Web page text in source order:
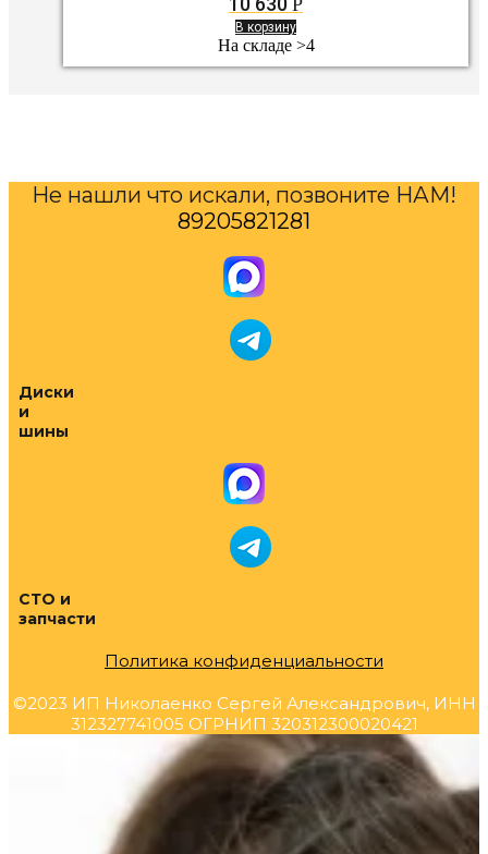
Р
В корзину
На складе >4
Не нашли что искали, позвоните НАМ!
89205821281
Диски
и
шины
СТО и
запчасти
Политика конфиденциальности
©2023 ИП Николаенко Сергей Александрович, ИНН
312327741005 ОГРНИП 320312300020421